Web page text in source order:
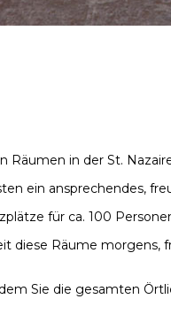
in der St.
ein ansprechendes,
für ca. 100
Räume
Sie die gesamten